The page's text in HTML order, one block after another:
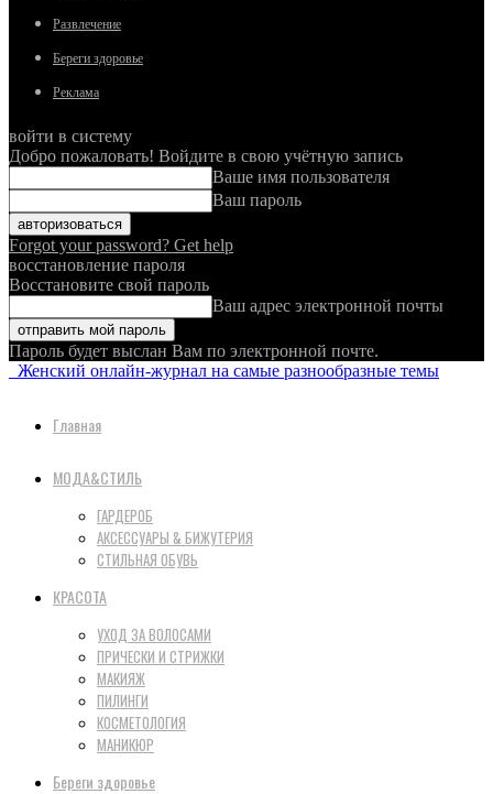
Развлечение
Береги здоровье
Реклама
войти в систему
Добро пожаловать! Войдите в свою учётную запись
Ваше имя пользователя
Ваш пароль
Forgot your password? Get help
восстановление пароля
Восстановите свой пароль
Ваш адрес электронной почты
Пароль будет выслан Вам по электронной почте.
Женский онлайн-журнал на самые разнообразные темы
Главная
МОДА&СТИЛЬ
ГАРДЕРОБ
АКСЕССУАРЫ & БИЖУТЕРИЯ
СТИЛЬНАЯ ОБУВЬ
КРАСОТА
УХОД ЗА ВОЛОСАМИ
ПРИЧЕСКИ И СТРИЖКИ
МАКИЯЖ
ПИЛИНГИ
КОСМЕТОЛОГИЯ
МАНИКЮР
Береги здоровье